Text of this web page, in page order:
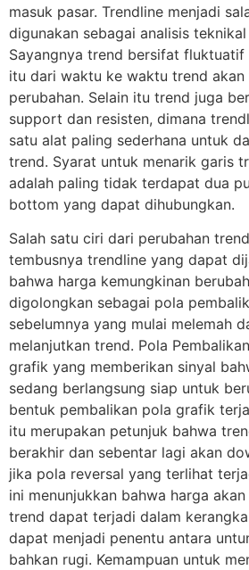
masuk pasar. Trendline menjadi
digunakan sebagai analisis
Sayangnya trend bersifat fluktuatif
itu dari waktu ke waktu trend akan
perubahan. Selain itu trend juga
support dan resisten, dimana
satu alat paling sederhana untuk
trend. Syarat untuk menarik garis
adalah paling tidak terdapat dua
bottom yang dapat dihubungkan.
Salah satu ciri dari perubahan
tembusnya trendline yang dapat
bahwa harga kemungkinan
digolongkan sebagai pola
sebelumnya yang mulai melemah
melanjutkan trend. Pola
grafik yang memberikan sinyal
sedang berlangsung siap untuk
bentuk pembalikan pola grafik
itu merupakan petunjuk bahwa
berakhir dan sebentar lagi akan
jika pola reversal yang terlihat
ini menunjukkan bahwa harga
trend dapat terjadi dalam
dapat menjadi penentu antara
bahkan rugi. Kemampuan untuk